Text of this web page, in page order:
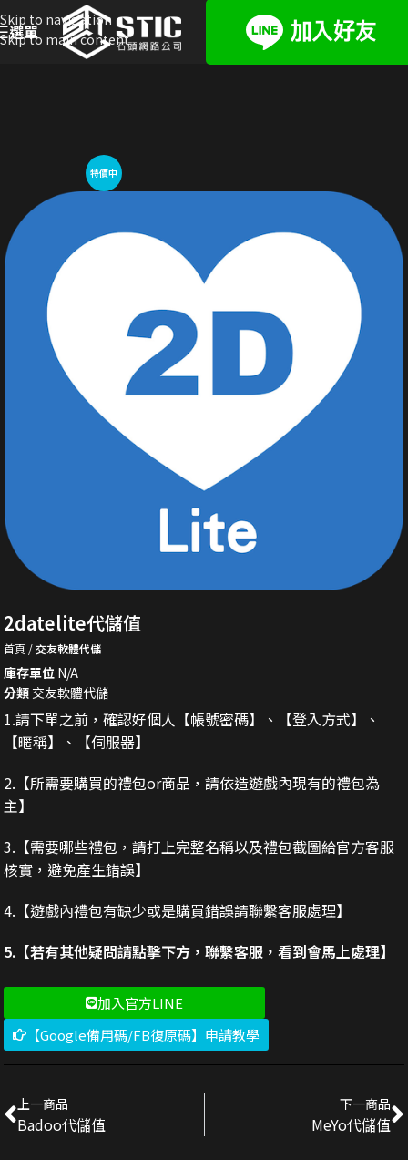
Skip to navigation
Skip to main content
選單
特價中
2datelite代儲值
首頁 交友軟體代儲
庫存單位 N/A
分類 交友軟體代儲
1.請下單之前，確認好個人【帳號密碼】、【登入方式】、
【暱稱】、【伺服器】
2. 【所需要購買的禮包or商品，請依造遊戲內現有的禮包為
主】
3. 【需要哪些禮包，請打上完整名稱以及禮包截圖給官方客服
核實，避免產生錯誤】
4.【遊戲內禮包有缺少或是購買錯誤請聯繫客服處理】
5.【若有其他疑問請點擊下方，聯繫客服，看到會馬上處理】
加入官方LINE
【Google備用碼/FB復原碼】申請教學
上一商品
Badoo代儲值
下一商品
MeYo代儲值